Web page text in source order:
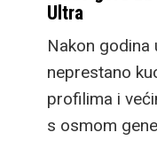
Ultra
Nakon godina
neprestano
profilima i
s osmom